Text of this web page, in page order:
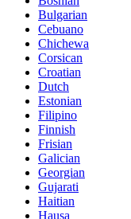
Bulgarian
Cebuano
Chichewa
Corsican
Croatian
Dutch
Estonian
Filipino
Finnish
Frisian
Galician
Georgian
Gujarati
Haitian
Hausa